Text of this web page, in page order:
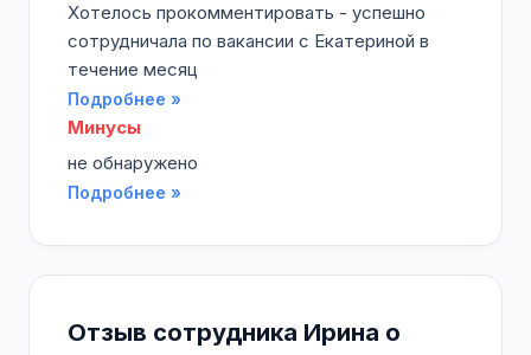
Хотелось прокомментировать - успешно
сотрудничала по вакансии с Екатериной в
течение месяц
Подробнее »
Минусы
не обнаружено
Подробнее »
Отзыв сотрудника Ирина о